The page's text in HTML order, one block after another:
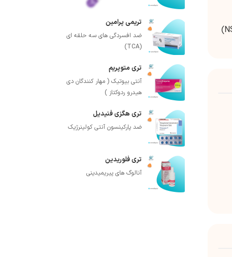
مختل می‌کند و در نهایت منجر به مهار رشد تومور در بیماران مبتلا به سرطان ریه سلول غیرکوچک ALK مثبت (NSCLC)
تریمی پرامین
ضد افسردگی های سه حلقه ای
(TCA)
تری متوپریم
آنتی بیوتیک ( مهار کنندگان دی
هیدرو ردوکتاز )
تری هگزی فنیدیل
ضد پارکینسون آنتی کولینرژیک
تری فلوریدین
آنالوگ های پیریمیدینی